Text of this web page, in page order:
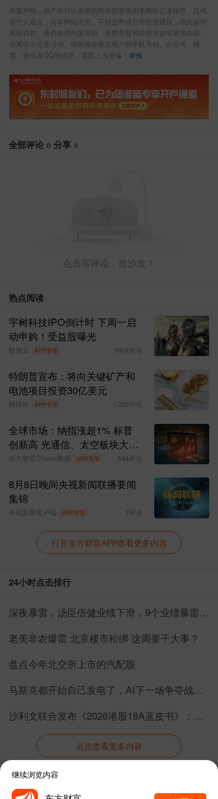
当前AI推理运算的工作效率，特别是编
程、视频生成等需要超长上下文窗口的应
用。英伟达CEO黄仁勋表示，CPX是首款
别tokens），并进行人工智能推理的模型
而构建的芯片。需要说明的是，Rubin就是
英伟达将在明年发售的下一代顶级算力芯
片，所以基于Rubin的CPX预计也要到202
2. 杭州市经信局就《杭州市加快发展
人工智能终端产业三年行动方案（2025—
求意见。其中提到，到2027年，全市人工
智能终端产业规模力争达到3000亿元。实
施人工智能终端方向重点科研计划项目10
0个，打造爆款终端产品30款，培育形成
自主品牌20个，选树典型应用场景50个。
谋划内生裂变项目100个，招引落地亿元
以上重大项目150个。培育形成百亿级企
业5家、10亿级企业20家、“新势力”企业10
家，专精特新“小巨人”企业60家，省级以
上链主企业15家。
3．寒武纪公告称，公司于近日收到证
监会出具的《关于同意中科寒武纪科技股
份有限公司向特定对象发行股票注册的批
复》。批复同意公司向特定对象发行股票
露的定增方案，本次募集资金总额预计达3
模型的芯片平台研发、软件平台建设等核
心业务领域，其余部分用于补充流动资
金。
国金证券认为，半导体设备由于高精
的精密度、洁净度以及耐腐蚀性要求极高
半导体零部件行业所需的资本开支和研发
投入门槛高，各家均有独特的生产Know-H
ow，技术“平台化”发展，掌握多种制造工
郑重声明：用户在社区发表的所有信息将由本网站记录保存，仅代
表个人观点，与本网站无关，不对您构成任何投资建议，据此操作
风险自担。请勿相信代客理财、免费荐股和炒股培训等宣传内容，
远离非法证券活动。请勿添加发言用户的手机号码、公众号、微
博、微信及QQ等信息，谨防上当受骗！举报
全部评论 0 分享 0
点击写评论，抢沙发！
热点阅读
宇树科技IPO倒计时 下周一启
动申购！受益股曝光
数据宝 APP专享 1004评论
特朗普宣布：将向关键矿产和
电池项目投资30亿美元
财联社 APP专享 1232评论
全球市场：纳指涨超1% 标普
创新高 光通信、太空板块大涨
SpaceX涨超15%
东方财富Choice数据 APP专享 544评论
8月8日晚间央视新闻联播要闻
集锦
央视新闻客户端 APP专享 3评论
打开东方财富APP查看更多内容
24小时点击排行
深夜暴雷，汤臣倍健业绩下滑，9个业绩暴雷，
老美非农爆雷 北京楼市松绑 这周要干大事？
盘点今年北交所上市的汽配股
马斯克都开始自己发电了，AI下一场争夺战还
沙利文联合发布《2026港股18A蓝皮书》：生
点击查看更多内容
资讯
继续浏览内容